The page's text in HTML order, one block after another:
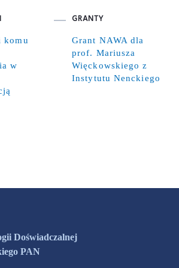
komu
w
GRANTY
Grant NAWA dla
prof. Mariusza
Więckowskiego z
Instytutu Nenckiego
Doświadczalnej
PAN